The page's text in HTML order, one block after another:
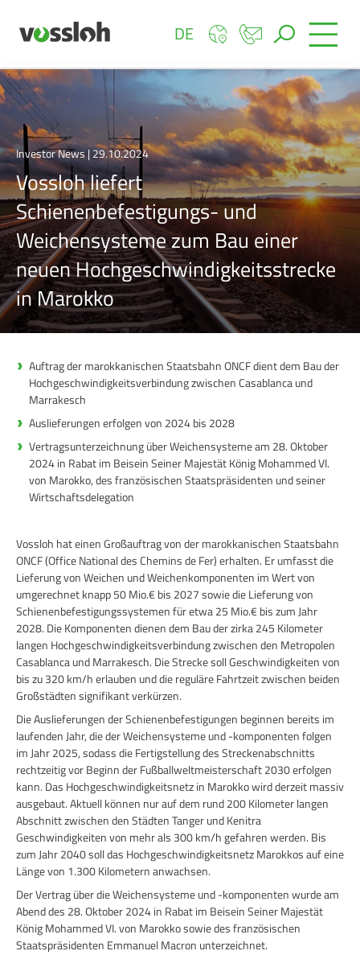
DE
Investor News | 29.10.2024
Vossloh liefert
Schienenbefestigungs- und
Weichensysteme zum Bau einer
neuen Hochgeschwindigkeitsstrecke
in Marokko
Auftrag der marokkanischen Staatsbahn ONCF dient dem Bau der
Hochgeschwindigkeitsverbindung zwischen Casablanca und
Marrakesch
Auslieferungen erfolgen von 2024 bis 2028
Vertragsunterzeichnung über Weichensysteme am 28. Oktober
2024 in Rabat im Beisein Seiner Majestät König Mohammed VI.
von Marokko, des französischen Staatspräsidenten und seiner
Wirtschaftsdelegation
Vossloh hat einen Großauftrag von der marokkanischen Staatsbahn
ONCF (Office National des Chemins de Fer) erhalten. Er umfasst die
Lieferung von Weichen und Weichenkomponenten im Wert von
umgerechnet knapp 50 Mio.€ bis 2027 sowie die Lieferung von
Schienenbefestigungssystemen für etwa 25 Mio.€ bis zum Jahr
2028. Die Komponenten dienen dem Bau der zirka 245 Kilometer
langen Hochgeschwindigkeitsverbindung zwischen den Metropolen
Casablanca und Marrakesch. Die Strecke soll Geschwindigkeiten von
bis zu 320 km/h erlauben und die reguläre Fahrtzeit zwischen beiden
Großstädten signifikant verkürzen.
Die Auslieferungen der Schienenbefestigungen beginnen bereits im
laufenden Jahr, die der Weichensysteme und -komponenten folgen
im Jahr 2025, sodass die Fertigstellung des Streckenabschnitts
rechtzeitig vor Beginn der Fußballweltmeisterschaft 2030 erfolgen
kann. Das Hochgeschwindigkeitsnetz in Marokko wird derzeit massiv
ausgebaut. Aktuell können nur auf dem rund 200 Kilometer langen
Abschnitt zwischen den Städten Tanger und Kenitra
Geschwindigkeiten von mehr als 300 km/h gefahren werden. Bis
zum Jahr 2040 soll das Hochgeschwindigkeitsnetz Marokkos auf eine
Länge von 1.300 Kilometern anwachsen.
Der Vertrag über die Weichensysteme und -komponenten wurde am
Abend des 28. Oktober 2024 in Rabat im Beisein Seiner Majestät
König Mohammed VI. von Marokko sowie des französischen
Staatspräsidenten Emmanuel Macron unterzeichnet.